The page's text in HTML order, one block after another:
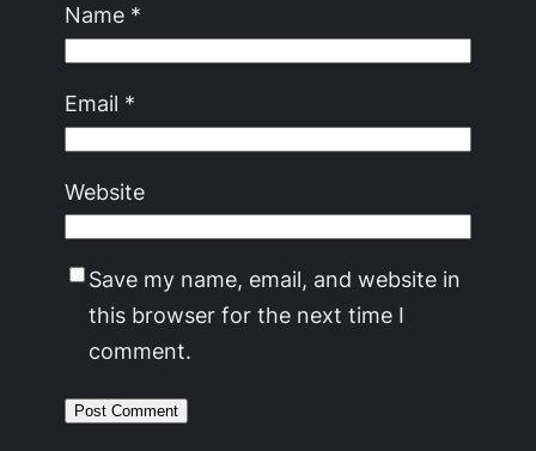
Name *
Email *
Website
Save my name, email, and website in
this browser for the next time I
comment.